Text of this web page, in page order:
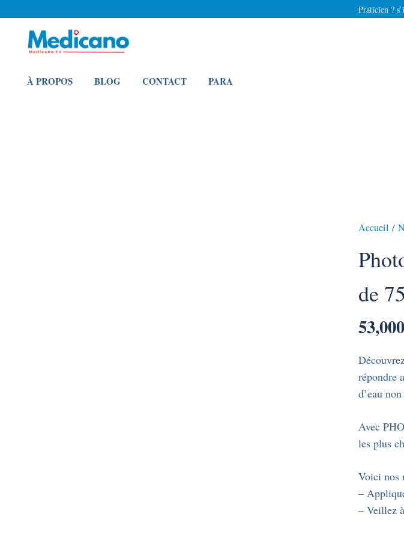
Praticien ?
À PROPOS BLOG CONTACT PARA
Accueil /
de
répondre
d’eau
Avec
les plus
Voici nos
–
– Veillez